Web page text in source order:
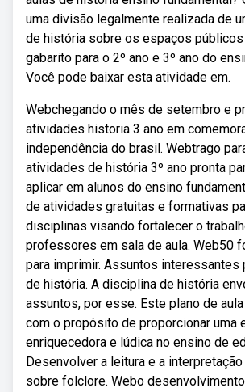
uma divisão legalmente realizada de
de história sobre os espaços
gabarito para o 2º ano e 3º ano do
Você pode baixar esta atividade em.
Webchegando o mês de setembro e
atividades historia 3 ano em
independência do brasil. Webtrago
atividades de história 3º ano pronta
aplicar em alunos do ensino
de atividades gratuitas e formativas
disciplinas visando fortalecer o
professores em sala de aula. Web50
para imprimir. Assuntos interessantes
de história. A disciplina de história
assuntos, por esse. Este plano de
com o propósito de proporcionar uma
enriquecedora e lúdica no ensino de
Desenvolver a leitura e a
sobre folclore. Webo